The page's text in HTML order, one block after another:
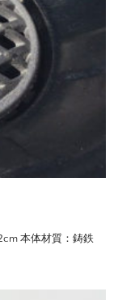
本体材質：鋳鉄